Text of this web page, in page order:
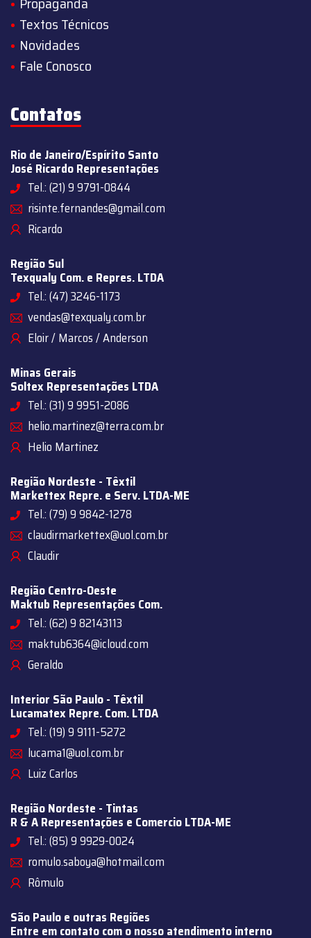
Textos Técnicos
Novidades
Fale Conosco
Contatos
Rio de Janeiro/Espírito Santo
José Ricardo Representações
Tel.: (21) 9 9791-0844
risinte.fernandes@gmail.com
Ricardo
Região Sul
Texqualy Com. e Repres. LTDA
Tel.: (47) 3246-1173
vendas@texqualy.com.br
Eloir / Marcos / Anderson
Minas Gerais
Soltex Representações LTDA
Tel.: (31) 9 9951-2086
helio.martinez@terra.com.br
Helio Martinez
Região Nordeste - Têxtil
Markettex Repre. e Serv. LTDA-ME
Tel.: (79) 9 9842-1278
claudirmarkettex@uol.com.br
Claudir
Região Centro-Oeste
Maktub Representações Com.
Tel.: (62) 9 82143113
maktub6364@icloud.com
Geraldo
Interior São Paulo - Têxtil
Lucamatex Repre. Com. LTDA
Tel.: (19) 9 9111-5272
lucama1@uol.com.br
Luiz Carlos
Região Nordeste - Tintas
R & A Representações e Comercio LTDA-ME
Tel.: (85) 9 9929-0024
romulo.saboya@hotmail.com
Rômulo
São Paulo e outras Regiões
Entre em contato com o nosso atendimento interno